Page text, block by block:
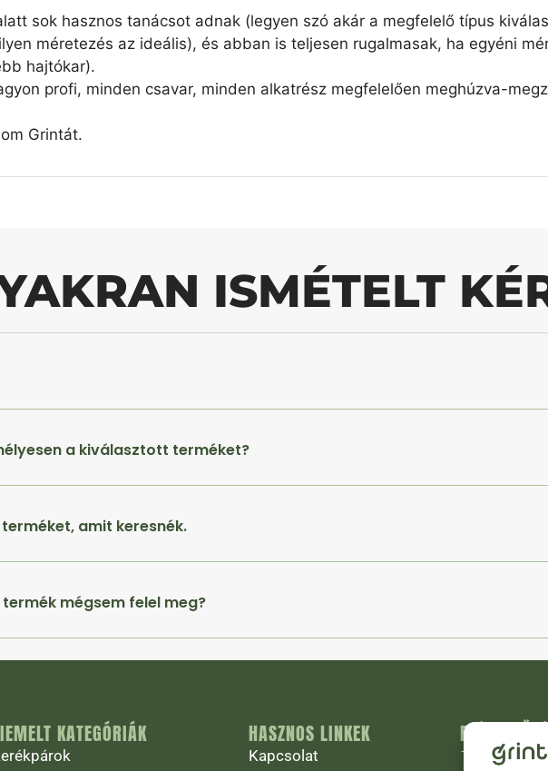
sok hasznos tanácsot adnak (legyen szó akár a megfelelő típus
méretezés az ideális), és abban is teljesen rugalmasak, ha egyéni
hajtókar).
profi, minden csavar, minden alkatrész megfelelően meghúzva-
Grintát.
ISMÉTELT
a kiválasztott terméket?
amit keresnék.
mégsem felel meg?
KATEGÓRIÁK HASZNOS LINKEK
Kapcsolat
1027